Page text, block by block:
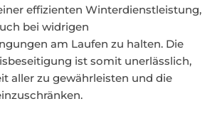
effizienten Winterdienstleistung,
bei widrigen
am Laufen zu halten. Die
ist somit unerlässlich,
aller zu gewährleisten und die